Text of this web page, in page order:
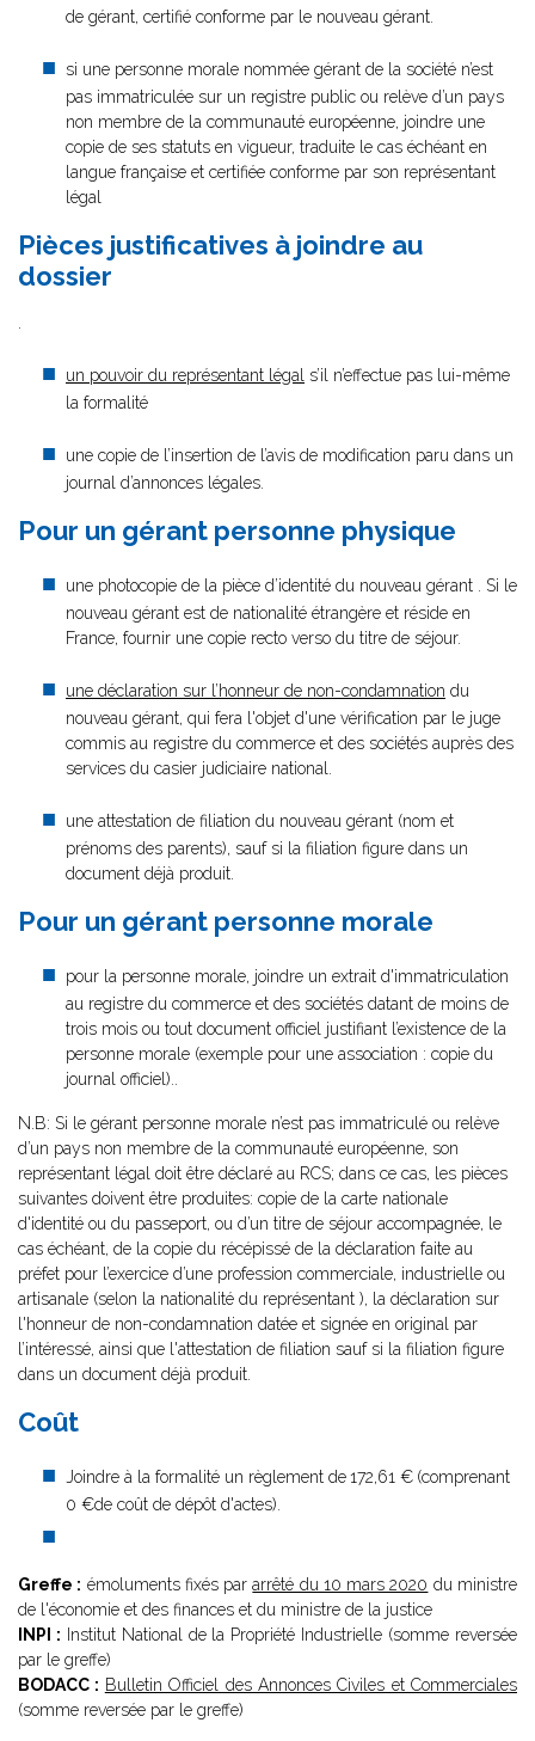
de gérant, certifié conforme par le nouveau gérant.
si une personne morale nommée gérant de la société n’est
pas immatriculée sur un registre public ou relève d’un pays
non membre de la communauté européenne, joindre une
copie de ses statuts en vigueur, traduite le cas échéant en
langue française et certifiée conforme par son représentant
légal
Pièces justificatives à joindre au
dossier
un pouvoir du représentant légal s’il n’effectue pas lui-même
la formalité
une copie de l’insertion de l’avis de modification paru dans un
journal d’annonces légales.
Pour un gérant personne physique
une photocopie de la pièce d’identité du nouveau gérant . Si le
nouveau gérant est de nationalité étrangère et réside en
France, fournir une copie recto verso du titre de séjour.
une déclaration sur l’honneur de non-condamnation du
nouveau gérant, qui fera l'objet d'une vérification par le juge
commis au registre du commerce et des sociétés auprès des
services du casier judiciaire national.
une attestation de filiation du nouveau gérant (nom et
prénoms des parents), sauf si la filiation figure dans un
document déjà produit.
Pour un gérant personne morale
pour la personne morale, joindre un extrait d'immatriculation
au registre du commerce et des sociétés datant de moins de
trois mois ou tout document officiel justifiant l’existence de la
personne morale (exemple pour une association : copie du
journal officiel)..
N.B: Si le gérant personne morale n’est pas immatriculé ou relève
d’un pays non membre de la communauté européenne, son
représentant légal doit être déclaré au RCS; dans ce cas, les pièces
suivantes doivent être produites: copie de la carte nationale
d'identité ou du passeport, ou d’un titre de séjour accompagnée, le
cas échéant, de la copie du récépissé de la déclaration faite au
préfet pour l’exercice d’une profession commerciale, industrielle ou
artisanale (selon la nationalité du représentant ), la déclaration sur
l'honneur de non-condamnation datée et signée en original par
l’intéressé, ainsi que l'attestation de filiation sauf si la filiation figure
dans un document déjà produit.
Coût
Joindre à la formalité un règlement de172,61 € (comprenant
0 €de coût de dépôt d'actes).
Greffe : émoluments fixés pararrêté du 10 mars 2020 du ministre
de l'économie et des finances et du ministre de la justice
INPI : Institut National de la Propriété Industrielle (somme reversée
par le greffe)
BODACC : Bulletin Officiel des Annonces Civiles et Commerciales
(somme reversée par le greffe)